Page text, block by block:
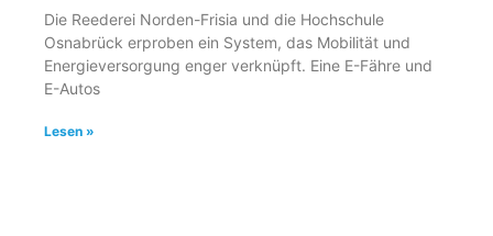
Die Reederei Norden-Frisia und die Hochschule
Osnabrück erproben ein System, das Mobilität und
Energieversorgung enger verknüpft. Eine E-Fähre und
E-Autos
Lesen »